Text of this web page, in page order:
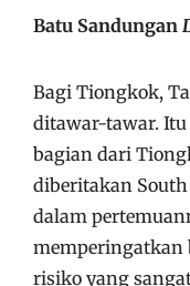
Batu Sandungan
Bagi Tiongkok,
ditawar-tawar.
bagian dari
diberitakan
dalam
memperingatkan
risiko yang